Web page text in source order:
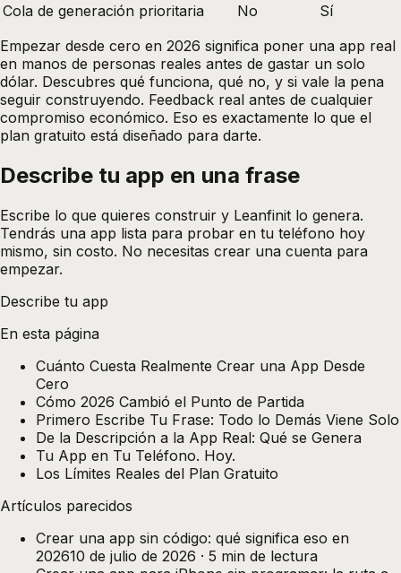
Cola de generación prioritaria
No
Sí
Empezar desde cero en 2026 significa poner una app real
en manos de personas reales antes de gastar un solo
dólar. Descubres qué funciona, qué no, y si vale la pena
seguir construyendo. Feedback real antes de cualquier
compromiso económico. Eso es exactamente lo que el
plan gratuito está diseñado para darte.
Describe tu app en una frase
Escribe lo que quieres construir y Leanfinit lo genera.
Tendrás una app lista para probar en tu teléfono hoy
mismo, sin costo. No necesitas crear una cuenta para
empezar.
Describe tu app
En esta página
Cuánto Cuesta Realmente Crear una App Desde
Cero
Cómo 2026 Cambió el Punto de Partida
Primero Escribe Tu Frase: Todo lo Demás Viene Solo
De la Descripción a la App Real: Qué se Genera
Tu App en Tu Teléfono. Hoy.
Los Límites Reales del Plan Gratuito
Artículos parecidos
Crear una app sin código: qué significa eso en
202610 de julio de 2026 · 5 min de lectura